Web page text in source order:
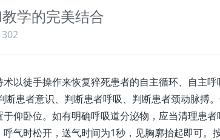
学的完美结合
302
术以徒手操作来恢复猝死患者的自主循环、自主
断患者意识、判断患者呼吸、判断患者颈动脉搏
仰卧位。如有明确呼吸道分泌物，应当清理患
气时松开，送气时间为1秒，见胸廓抬起即可。